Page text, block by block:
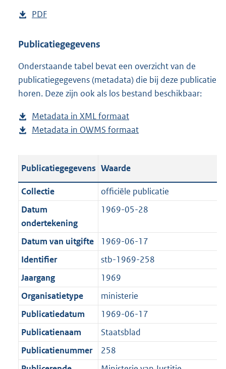
D
w
l
o
a
p
u
l
c
a
t
i
e
i
f
o
r
m
a
a
PDF
s
a
n
d
g
r
o
t
3
M
b
Publicatiegegevens
Onderstaande tabel bevat een overzicht van de
publicatiegegevens (metadata) die bij deze publicatie
horen. Deze zijn ook als los bestand beschikbaar:
Metadata in XML formaat
e
a
n
d
s
r
o
o
t
e
:
2
b
Metadata in OWMS formaat
a
n
d
g
r
o
t
e
:
K
Publicatiegegevens Waarde
Collectie
officiële publicatie
Datum
ondertekening
1969-05-28
Datum van uitgifte
1969-06-17
Identifier
stb-1969-258
Jaargang
1969
Organisatietype
ministerie
Publicatiedatum
1969-06-17
Publicatienaam
Staatsblad
Publicatienummer
258